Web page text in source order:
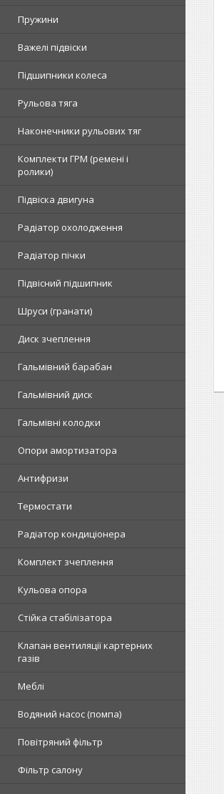
Пружини
Важелі підвіски
Підшипники колеса
Рульова тяга
Наконечники рульових тяг
Комплекти ГРМ (ремені і
ролики)
Підвіска двигуна
Радіатор охолодження
Радіатор пічки
Підвісний підшипник
Шруси (гранати)
Диск зчеплення
Гальмівний барабан
Гальмівний диск
Гальмівні колодки
Опори амортизатора
Антифризи
Термостати
Радіатор кондиціонера
Комплект зчеплення
Кульова опора
Стійка стабілізатора
Клапан вентиляції картерних
газів
Меблі
Водяний насос (помпа)
Повітряний фільтр
Фільтр салону